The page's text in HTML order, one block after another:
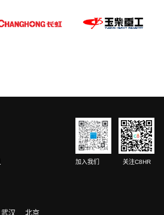
加入我们 关注C8HR
武汉 北京